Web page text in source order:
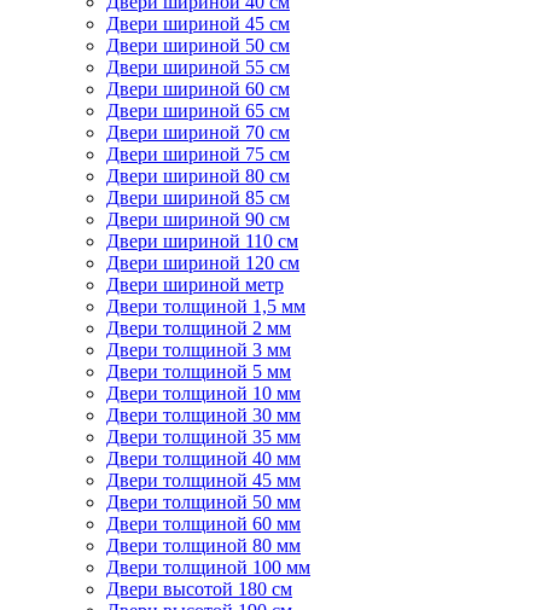
Двери шириной 45 см
Двери шириной 50 см
Двери шириной 55 см
Двери шириной 60 см
Двери шириной 65 см
Двери шириной 70 см
Двери шириной 75 см
Двери шириной 80 см
Двери шириной 85 см
Двери шириной 90 см
Двери шириной 110 см
Двери шириной 120 см
Двери шириной метр
Двери толщиной 1,5 мм
Двери толщиной 2 мм
Двери толщиной 3 мм
Двери толщиной 5 мм
Двери толщиной 10 мм
Двери толщиной 30 мм
Двери толщиной 35 мм
Двери толщиной 40 мм
Двери толщиной 45 мм
Двери толщиной 50 мм
Двери толщиной 60 мм
Двери толщиной 80 мм
Двери толщиной 100 мм
Двери высотой 180 см